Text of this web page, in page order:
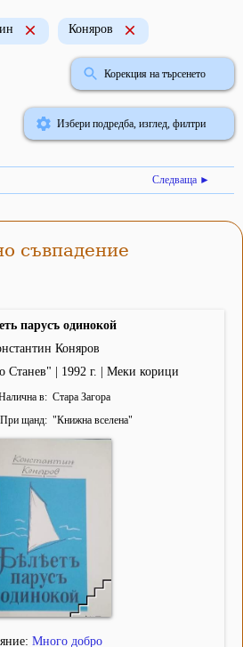
Коняров
Корекция на търсенето
Избери подредба, изглед, филтри
Следваща ►
съвпадение
парусъ одинокой
Коняров
Станев" | 1992 г. | Меки корици
в
Стара Загора
При щанд
"Книжна вселена"
Много добро